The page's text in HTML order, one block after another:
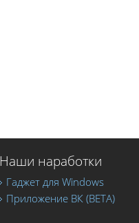
Наши наработки
Гаджет для Windows
Приложение ВК (BETA)